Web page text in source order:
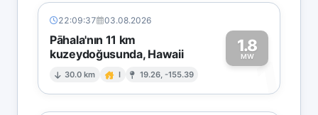
22:09:37 03.08.2026
Pāhala'nın 11 km
kuzeydoğusunda, Hawaii
30.0 km I 19.26, -155.39
1.8
MW1